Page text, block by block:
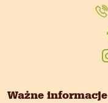
Ważne informacje